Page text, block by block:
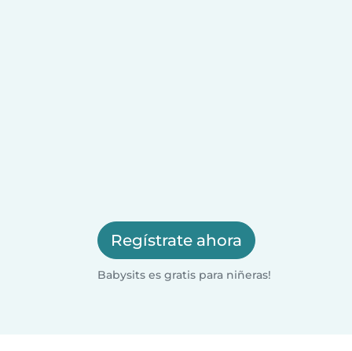
Regístrate ahora
Babysits es gratis para niñeras!